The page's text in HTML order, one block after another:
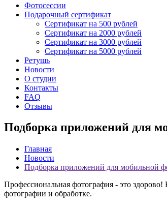
Фотосессии
Подарочный сертификат
Сертификат на 500 рублей
Сертификат на 2000 рублей
Сертификат на 3000 рублей
Сертификат на 5000 рублей
Ретушь
Новости
О студии
Контакты
FAQ
Отзывы
Подборка приложений для
Главная
Новости
Подборка приложений для мобильной
Профессиональная фотография - это
фотографии и обработке.